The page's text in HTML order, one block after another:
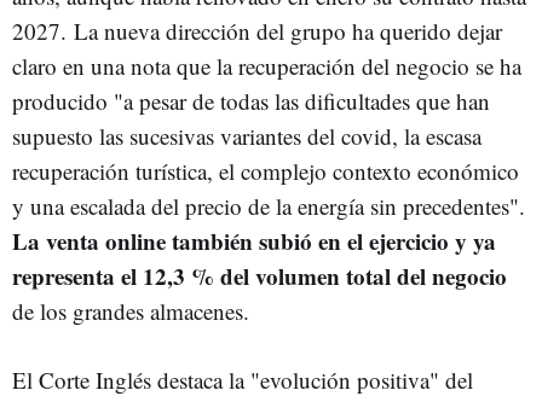
2027. La nueva dirección del grupo ha querido dejar
claro en una nota que la recuperación del negocio se ha
producido "a pesar de todas las dificultades que han
supuesto las sucesivas variantes del covid, la escasa
recuperación turística, el complejo contexto económico
y una escalada del precio de la energía sin precedentes".
La venta online también subió en el ejercicio y ya
representa el 12,3 % del volumen total del negocio
de los grandes almacenes.
El Corte Inglés destaca la "evolución positiva" del